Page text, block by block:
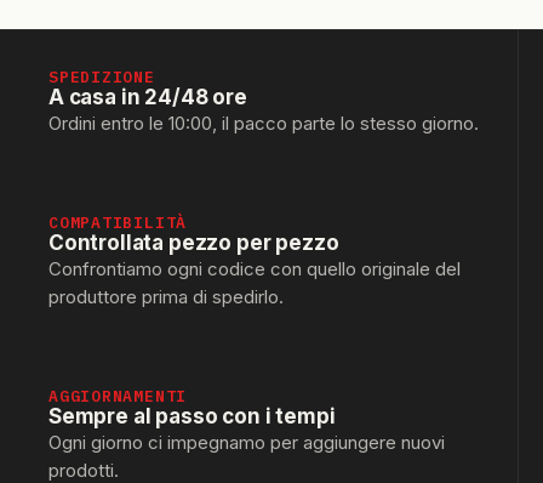
SPEDIZIONE
A casa in 24/48 ore
Ordini entro le 10:00, il pacco parte lo stesso giorno.
COMPATIBILITÀ
Controllata pezzo per pezzo
Confrontiamo ogni codice con quello originale del
produttore prima di spedirlo.
AGGIORNAMENTI
Sempre al passo con i tempi
Ogni giorno ci impegnamo per aggiungere nuovi
prodotti.